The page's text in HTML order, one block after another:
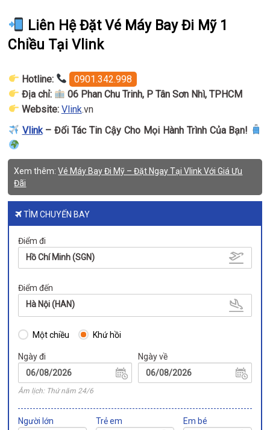
Liên Hệ Đặt Vé Máy Bay Đi Mỹ 1
Chiều Tại Vlink
Hotline:
0901.342.998
Địa chỉ:
06 Phan Chu Trinh, P Tân Sơn Nhì, TPHCM
Website: Vlink.vn
Vlink– Đối Tác Tin Cậy Cho Mọi Hành Trình Của Bạn!
Xem thêm:Vé Máy Bay Đi Mỹ – Đặt Ngay Tại Vlink Với Giá Ưu
Đãi
TÌM CHUYẾN BAY
Điểm đi
Hồ Chí Minh (SGN)
Điểm đến
Hà Nội (HAN)
Một chiều Khứ hồi
Ngày đi
Âm lịch: Thứ năm 24/6
Ngày về
Người lớn Trẻ em Em bé